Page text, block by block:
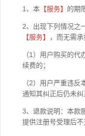
1、本 【服务】 的期
2、出现下列情况之
【服务】 ，而无需承
（1）用户购买的代
续费的；
（2）用户严重违
通知其纠正后仍未纠
3、 退款说明：本款
提供注册号受理后不